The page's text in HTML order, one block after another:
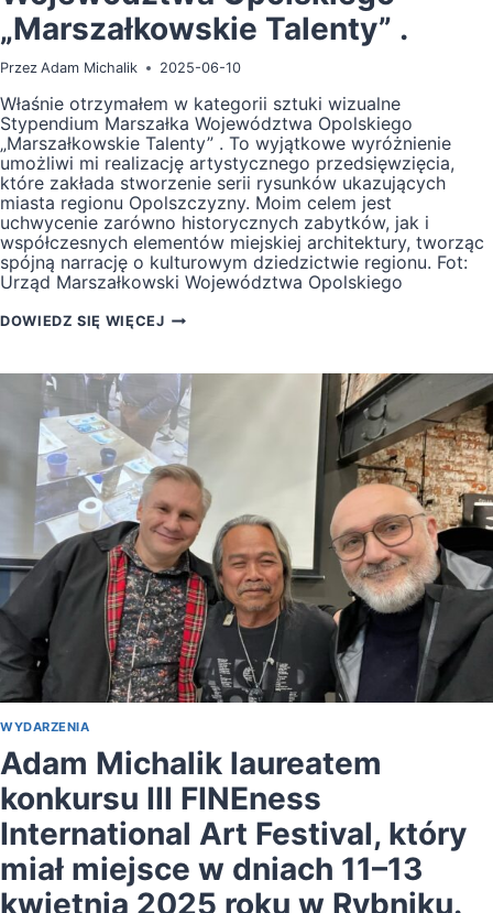
„Marszałkowskie Talenty” .
Przez Adam Michalik 2025-06-10
Właśnie otrzymałem w kategorii sztuki wizualne
Stypendium Marszałka Województwa Opolskiego
„Marszałkowskie Talenty” . To wyjątkowe wyróżnienie
umożliwi mi realizację artystycznego przedsięwzięcia,
które zakłada stworzenie serii rysunków ukazujących
miasta regionu Opolszczyzny. Moim celem jest
uchwycenie zarówno historycznych zabytków, jak i
współczesnych elementów miejskiej architektury, tworząc
spójną narrację o kulturowym dziedzictwie regionu. Fot:
Urząd Marszałkowski Województwa Opolskiego
DOWIEDZ SIĘ WIĘCEJSTYPENDIUM
„MARSZAŁKOWSKIE
TALENTY”
.
WYDARZENIA
Adam Michalik laureatem
konkursu III FINEness
International Art Festival, który
miał miejsce w dniach 11–13
kwietnia 2025 roku w Rybniku.